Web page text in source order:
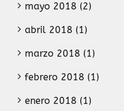
mayo 2018 (2)
abril 2018 (1)
marzo 2018 (1)
febrero 2018 (1)
enero 2018 (1)